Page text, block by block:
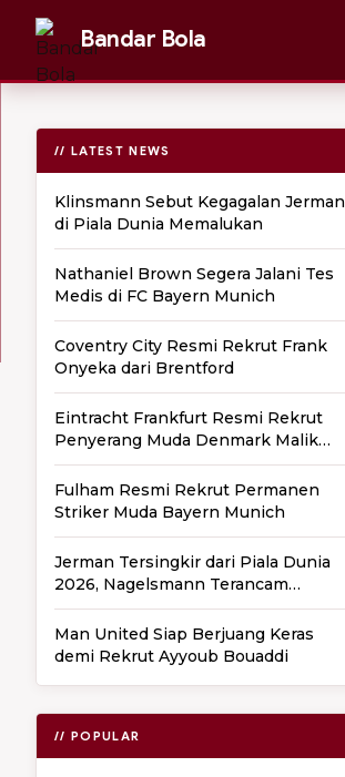
Bandar Bola
// LATEST NEWS
Klinsmann Sebut Kegagalan Jerman
di Piala Dunia Memalukan
Nathaniel Brown Segera Jalani Tes
Medis di FC Bayern Munich
Coventry City Resmi Rekrut Frank
Onyeka dari Brentford
Eintracht Frankfurt Resmi Rekrut
Penyerang Muda Denmark Malik
Pimpong
Fulham Resmi Rekrut Permanen
Striker Muda Bayern Munich
Jerman Tersingkir dari Piala Dunia
2026, Nagelsmann Terancam
Dipecat
Man United Siap Berjuang Keras
demi Rekrut Ayyoub Bouaddi
// POPULAR